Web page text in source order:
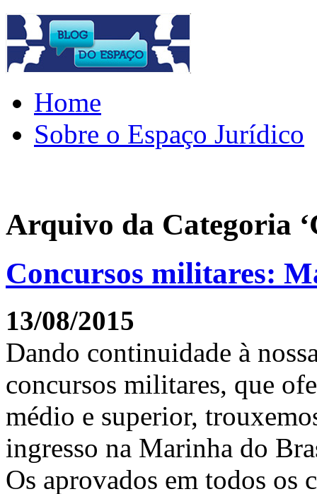
Home
Sobre o Espaço Jurídico
Arquivo da Categoria
Concursos militares:
13/08/2015
Dando continuidade à
concursos militares, que
médio e superior,
ingresso na Marinha do
Os aprovados em todos os